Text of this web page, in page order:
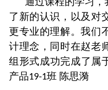
了新的认识，以及对
更专业的理解。我们
计理念，同时在赵老
组形式成功完成了
产品19-1班 陈思漪